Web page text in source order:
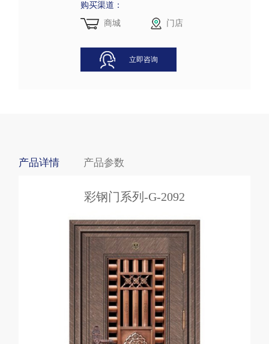
购买渠道：
商城
门店
立即咨询
产品详情 产品参数
彩钢门系列-G-2092